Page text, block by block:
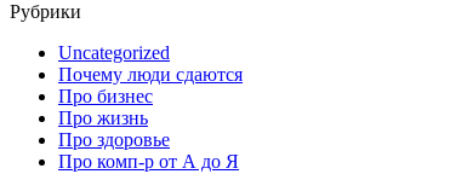
Рубрики
Uncategorized
Почему люди сдаются
Про бизнес
Про жизнь
Про здоровье
Про комп-р от А до Я